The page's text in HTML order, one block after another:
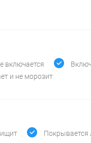
включается
и не морозит
Покрывается